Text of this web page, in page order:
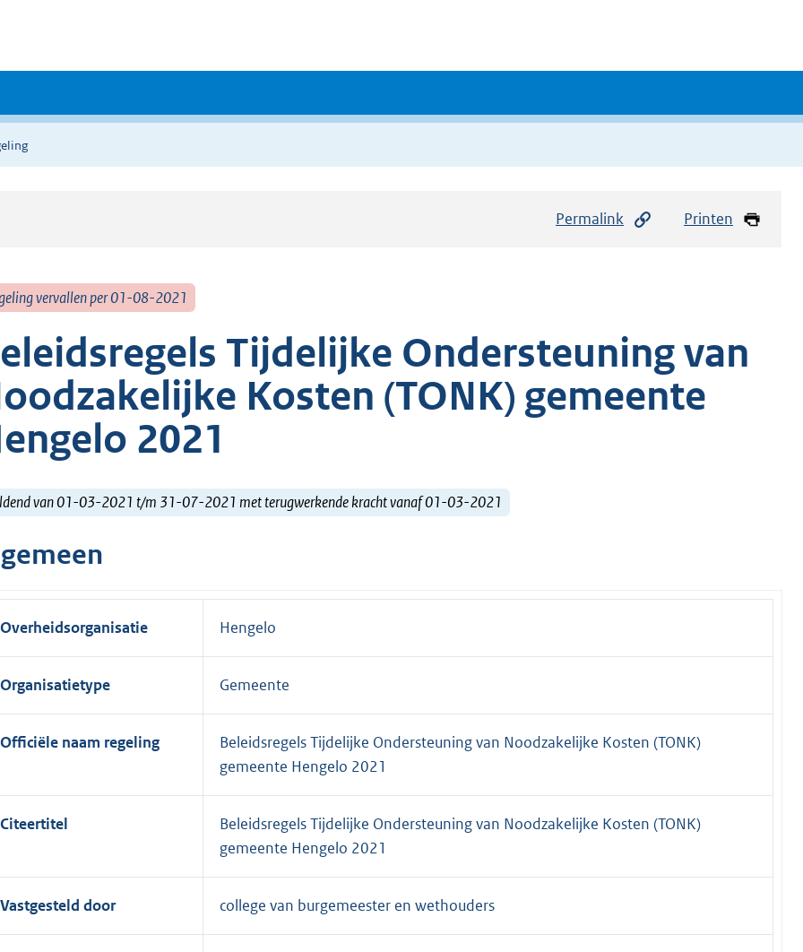
Permalink Printen
vervallen per 01-08-2021
Tijdelijke Ondersteuning van
Kosten (TONK) gemeente
2021
van 01-03-2021 t/m 31-07-2021 met terugwerkende kracht vanaf 01-03-2021
Overheidsorganisatie Hengelo
Organisatietype Gemeente
Officiële naam regeling
Beleidsregels Tijdelijke Ondersteuning van Noodzakelijke Kosten (TONK)
gemeente Hengelo 2021
Citeertitel
Beleidsregels Tijdelijke Ondersteuning van Noodzakelijke Kosten (TONK)
gemeente Hengelo 2021
Vastgesteld door college van burgemeester en wethouders